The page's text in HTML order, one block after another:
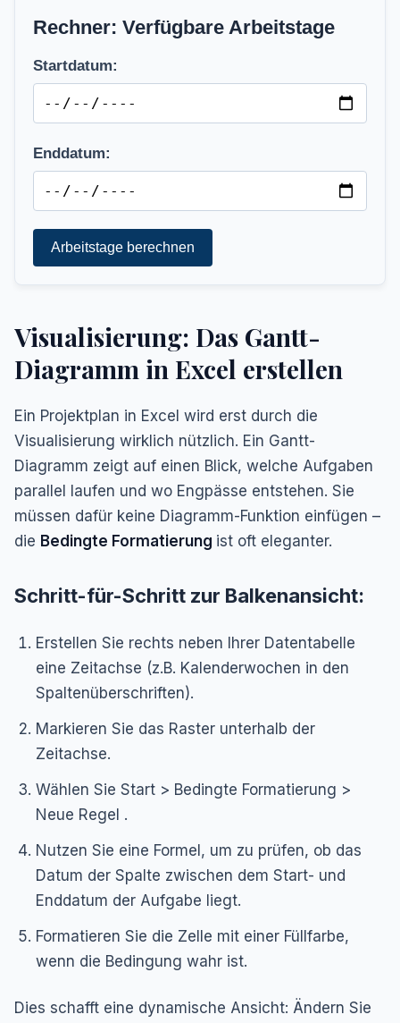
Rechner: Verfügbare Arbeitstage
Startdatum:
Enddatum:
Arbeitstage berechnen
Visualisierung: Das Gantt-
Diagramm in Excel erstellen
Ein Projektplan in Excel wird erst durch die
Visualisierung wirklich nützlich. Ein Gantt-
Diagramm zeigt auf einen Blick, welche Aufgaben
parallel laufen und wo Engpässe entstehen. Sie
müssen dafür keine Diagramm-Funktion einfügen –
die Bedingte Formatierung ist oft eleganter.
Schritt-für-Schritt zur Balkenansicht:
Erstellen Sie rechts neben Ihrer Datentabelle
eine Zeitachse (z.B. Kalenderwochen in den
Spaltenüberschriften).
Markieren Sie das Raster unterhalb der
Zeitachse.
Wählen Sie Start > Bedingte Formatierung >
Neue Regel .
Nutzen Sie eine Formel, um zu prüfen, ob das
Datum der Spalte zwischen dem Start- und
Enddatum der Aufgabe liegt.
Formatieren Sie die Zelle mit einer Füllfarbe,
wenn die Bedingung wahr ist.
Dies schafft eine dynamische Ansicht: Ändern Sie